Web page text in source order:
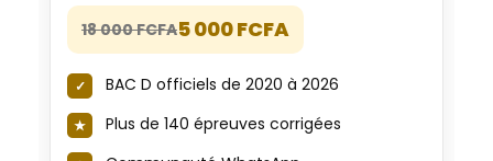
18 000 FCFA5 000 FCFA
BAC D officiels de 2020 à 2026
Plus de 140 épreuves corrigées